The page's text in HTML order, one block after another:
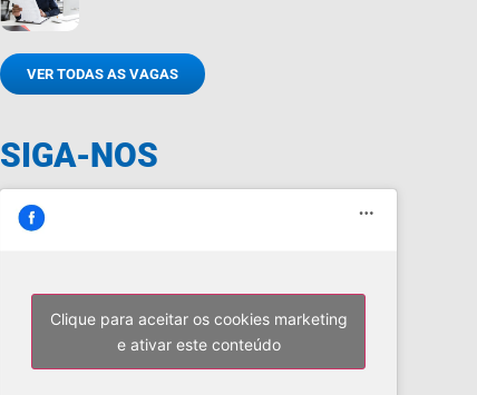
VER TODAS AS VAGAS
SIGA-NOS
Clique para aceitar os cookies marketing
e ativar este conteúdo